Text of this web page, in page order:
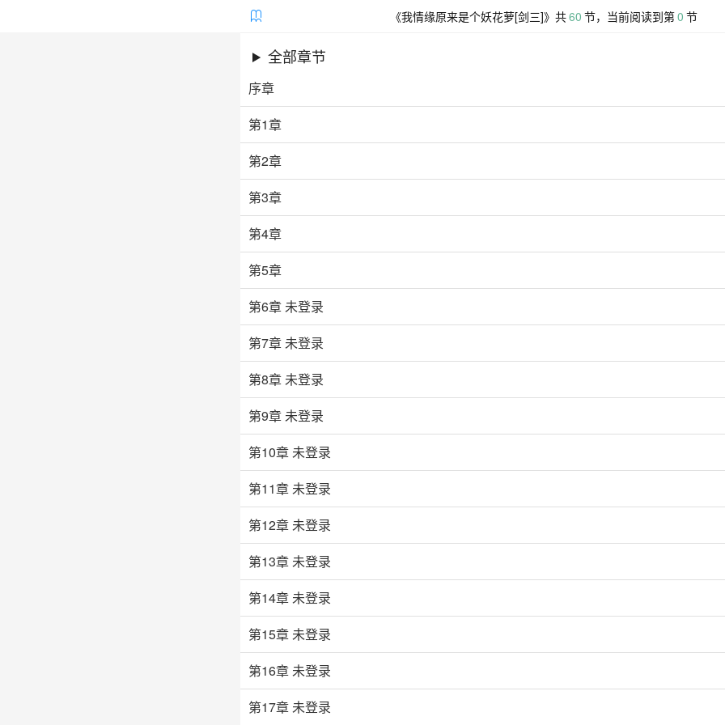
 《我情缘原来是个妖花萝[剑三]》共60 节，当前阅读到第0 节
全部章节
序章
第1章
第2章
第3章
第4章
第5章
第6章未登录
第7章未登录
第8章未登录
第9章未登录
第10章未登录
第11章未登录
第12章未登录
第13章未登录
第14章未登录
第15章未登录
第16章未登录
第17章未登录